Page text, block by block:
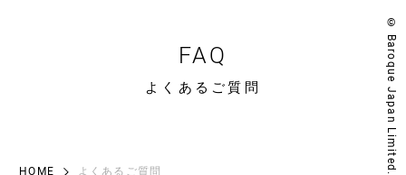
FAQ
よくあるご質問 © Baroque Japan Limited.
HOME よくあるご質問